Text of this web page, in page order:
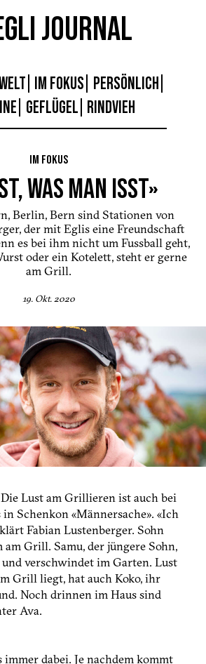
JOURNAL
IM FOKUS
PERSÖNLICH
GEFLÜGEL RINDVIEH
IM FOKUS
WAS MAN ISST»
Berlin, Bern sind Stationen von
der mit Eglis eine Freundschaft
es bei ihm nicht um Fussball geht,
oder ein Kotelett, steht er gerne
am Grill.
19. Okt. 2020
Die Lust am Grillieren ist auch bei
Schenkon «Männersache». «Ich
Fabian Lustenberger. Sohn
am Grill. Samu, der jüngere Sohn,
und verschwindet im Garten. Lust
Grill liegt, hat auch Koko, ihr
Noch drinnen im Haus sind
Ava.
immer dabei. Je nachdem kommt